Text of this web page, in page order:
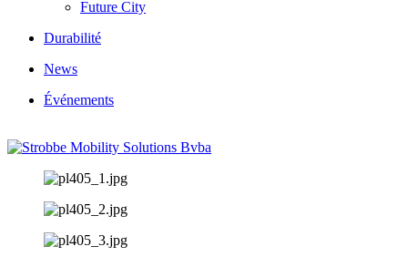
Future City
Durabilité
News
Événements